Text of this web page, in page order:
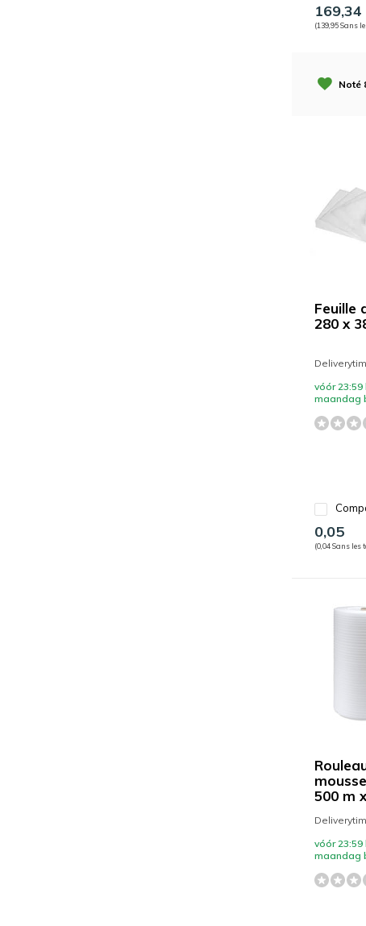
169,34
(139,95 Sans
Noté
Feuille
280 x
vóór 23:59
maandag
0,05
(0,04 Sans les
500 m
vóór 23:59
maandag